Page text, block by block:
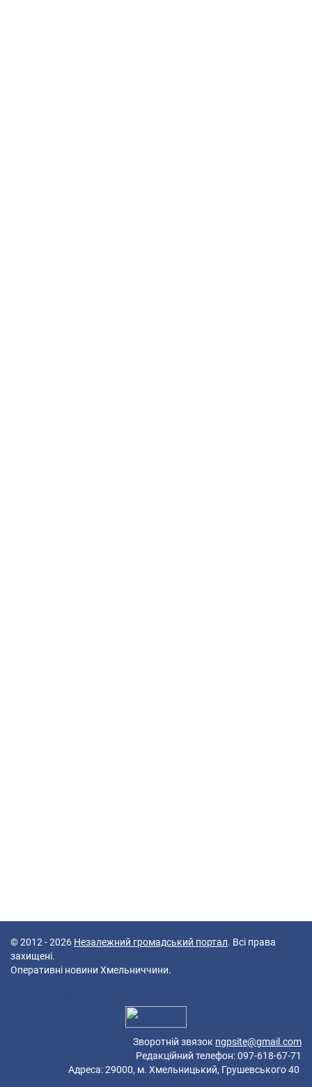
© 2012 - 2026 Незалежний громадський портал. Всі права
захищені.
Оперативні новини Хмельниччини.
Зворотній звязок ngpsite@gmail.com
Редакційний телефон: 097-618-67-71
Адреса: 29000, м. Хмельницький, Грушевського 40